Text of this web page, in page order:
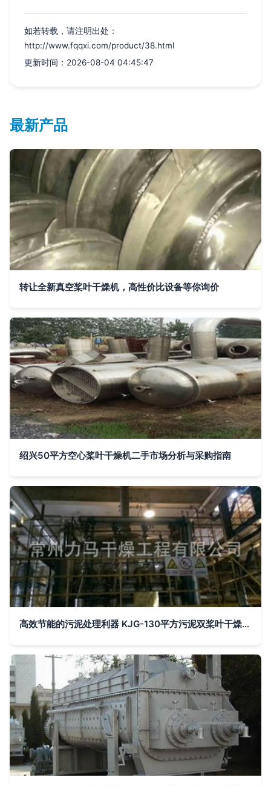
如若转载，请注明出处：
http://www.fqqxi.com/product/38.html
更新时间：2026-08-04 04:45:47
最新产品
转让全新真空桨叶干燥机，高性价比设备等你询价
绍兴50平方空心桨叶干燥机二手市场分析与采购指南
高效节能的污泥处理利器 KJG-130平方污泥双桨叶干燥机深度解析